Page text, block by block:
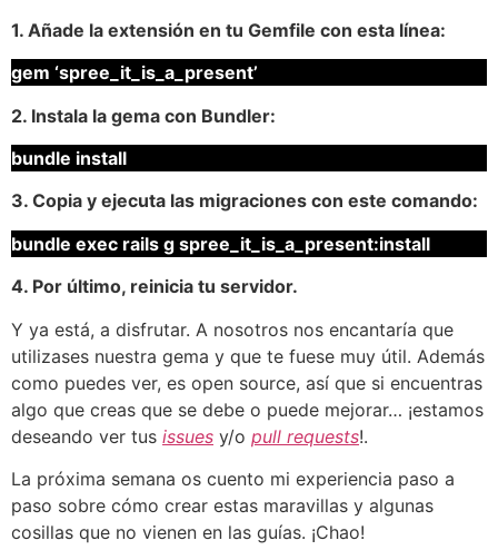
1. Añade la extensión en tu Gemfile con esta línea:
gem ‘spree_it_is_a_present’
2. Instala la gema con Bundler:
bundle install
3. Copia y ejecuta las migraciones con este comando:
bundle exec rails g spree_it_is_a_present:install
4. Por último, reinicia tu servidor.
Y ya está, a disfrutar. A nosotros nos encantaría que
utilizases nuestra gema y que te fuese muy útil. Además
como puedes ver, es open source, así que si encuentras
algo que creas que se debe o puede mejorar… ¡estamos
deseando ver tus issues y/o pull requests!.
La próxima semana os cuento mi experiencia paso a
paso sobre cómo crear estas maravillas y algunas
cosillas que no vienen en las guías. ¡Chao!